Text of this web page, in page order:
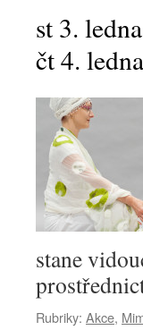
st 3.
čt 4.
stane
Rubriky: Akce,